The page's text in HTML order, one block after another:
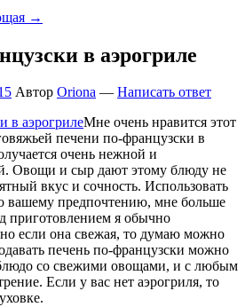
→
в аэрогриле
Автор Oriona — Написать ответ
Мне очень нравится этот
печени по-французски в
очень нежной и
Овощи и сыр дают этому блюду не
вкус и сочность. Использовать
предпочтению, мне больше
приготовлением я обычно
если она свежая, то думаю можно
печень по-французски можно
со свежими овощами, и с любым
Если у вас нет аэрогриля, то